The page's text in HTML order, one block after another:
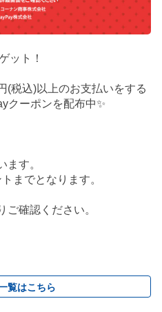
ット！
(税込)以上のお支払いをする
クーポンを配布中✨
す。
までとなります。
ご確認ください。
覧はこちら